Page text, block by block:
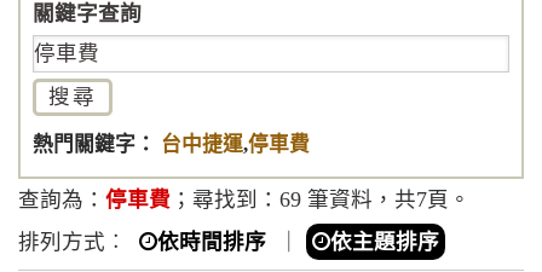
關鍵字查詢
熱門關鍵字： 台中捷運,停車費
查詢為： 停車費 ；尋找到：69 筆資料，共7頁。
排列方式︰
依時間排序 依主題排序